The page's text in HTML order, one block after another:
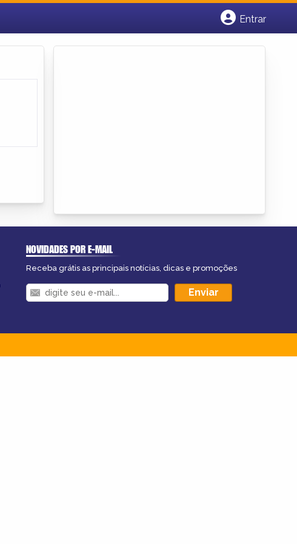
Entrar
NOVIDADES POR E-MAIL
Receba grátis as principais notícias, dicas e promoções